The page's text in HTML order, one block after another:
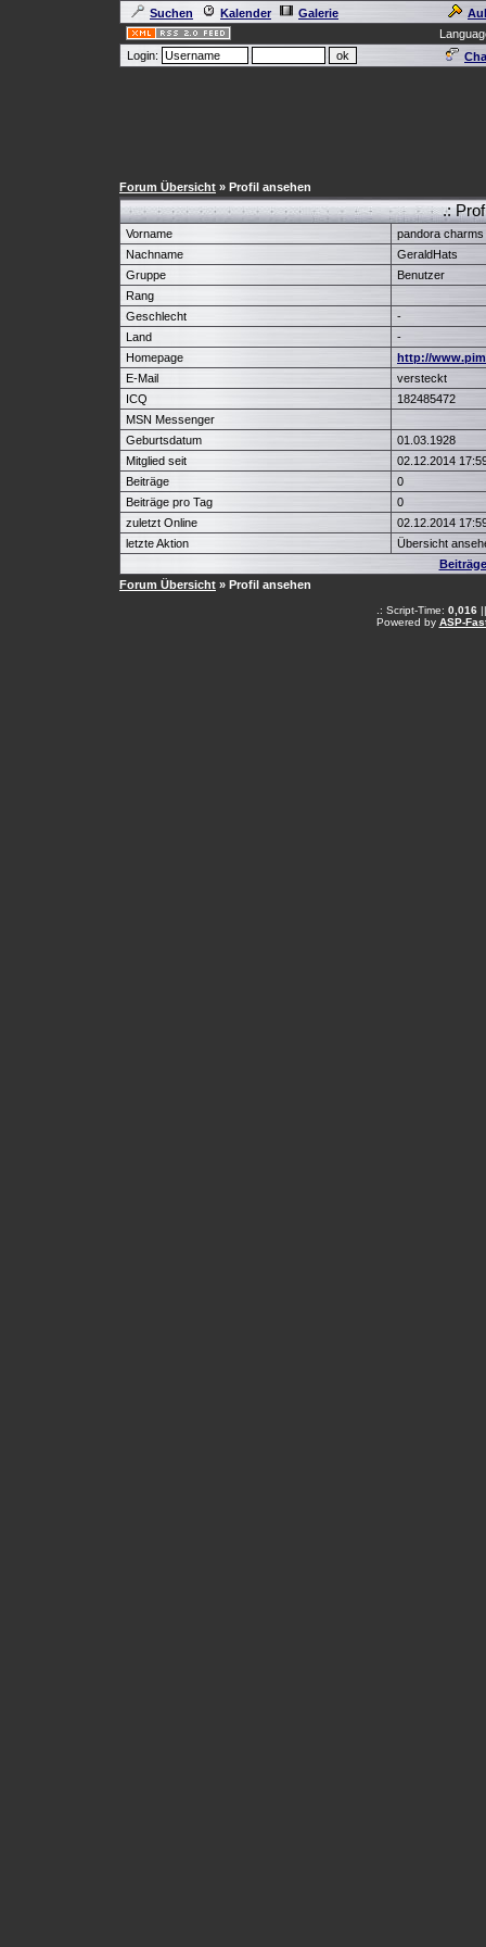
Suchen Kalender Galerie
Login:
Forum Übersicht » Profil ansehen
.:
Vorname
pandora
Nachname
GeraldHats
Gruppe
Benutzer
Rang
Geschlecht
-
Land
-
Homepage
http://
E-Mail
versteckt
ICQ
182485472
MSN Messenger
Geburtsdatum
01.03.1928
Mitglied seit
02.12.2014
Beiträge
0
Beiträge pro Tag
0
zuletzt Online
02.12.2014
letzte Aktion
Übersicht
Forum Übersicht » Profil ansehen
.: Script-Time: 0,016||
Powered by ASP-